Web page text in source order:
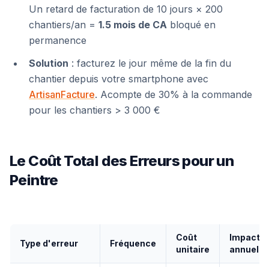
Un retard de facturation de 10 jours × 200
chantiers/an = 1.5 mois de CA bloqué en
permanence
Solution : facturez le jour même de la fin du
chantier depuis votre smartphone avec
ArtisanFacture. Acompte de 30% à la commande
pour les chantiers > 3 000 €
Le Coût Total des Erreurs pour un
Peintre
Type d'erreur Fréquence
Coût
unitaire
Impact
annuel